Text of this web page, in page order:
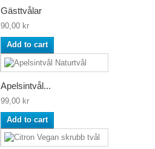
Gästtvålar
90,00 kr
Add to cart
Apelsintvål...
99,00 kr
Add to cart